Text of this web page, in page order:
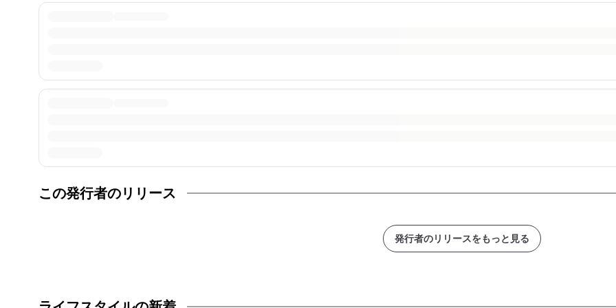
この発行者のリリース
発行者のリリースをもっと見る